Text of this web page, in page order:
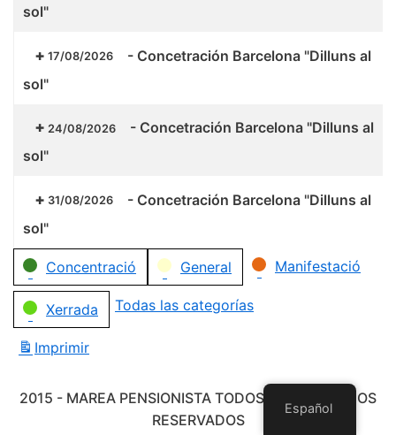
sol"
17/08/2026 - Concetración Barcelona "Dilluns al
sol"
24/08/2026 - Concetración Barcelona "Dilluns al
sol"
31/08/2026 - Concetración Barcelona "Dilluns al
sol"
Categorías
Concentració General Manifestació
Xerrada Todas las categorías
Imprimir
2015 - MAREA PENSIONISTA TODOS LOS DERECHOS
RESERVADOS
Español